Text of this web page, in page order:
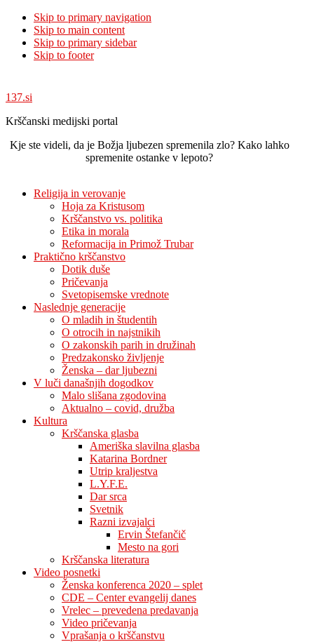
Skip to primary navigation
Skip to main content
Skip to primary sidebar
Skip to footer
137.si
Krščanski medijski portal
Kje ste videli, da je Božja ljubezen spremenila zlo? Kako lahko
spremenite ostanke v lepoto?
Religija in verovanje
Hoja za Kristusom
Krščanstvo vs. politika
Etika in morala
Reformacija in Primož Trubar
Praktično krščanstvo
Dotik duše
Pričevanja
Svetopisemske vrednote
Naslednje generacije
O mladih in študentih
O otrocih in najstnikih
O zakonskih parih in družinah
Predzakonsko življenje
Ženska – dar ljubezni
V luči današnjih dogodkov
Malo slišana zgodovina
Aktualno – covid, družba
Kultura
Krščanska glasba
Ameriška slavilna glasba
Katarina Bordner
Utrip kraljestva
L.Y.F.E.
Dar srca
Svetnik
Razni izvajalci
Ervin Štefančič
Mesto na gori
Krščanska literatura
Video posnetki
Ženska konferenca 2020 – splet
CDE – Center evangelij danes
Vrelec – prevedena predavanja
Video pričevanja
Vprašanja o krščanstvu